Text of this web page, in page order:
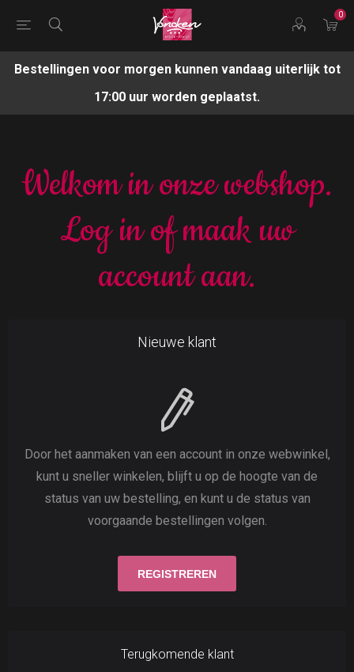
0
Bestellingen voor morgen kunnen vandaag uiterlijk tot
17:00 uur worden geplaatst.
Welkom in onze webshop.
Log in of maak uw
account aan.
Nieuwe klant
Door het aanmaken van een account in onze webwinkel,
kunt u sneller winkelen, blijft u op de hoogte van de
status van uw bestelling, en kunt u de status van
voorgaande bestellingen volgen.
Terugkomende klant